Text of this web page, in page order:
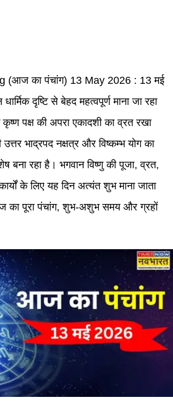
(आज का पंचांग) 13 May 2026 : 13 मई
दृष्टि से बेहद महत्वपूर्ण माना जा रहा
पक्ष की अपरा एकादशी का व्रत रखा
भाद्रपद नक्षत्र और विष्कम्भ योग का
बना रहा है। भगवान विष्णु की पूजा, व्रत,
के लिए यह दिन अत्यंत शुभ माना जाता
पूरा पंचांग, शुभ-अशुभ समय और ग्रहों